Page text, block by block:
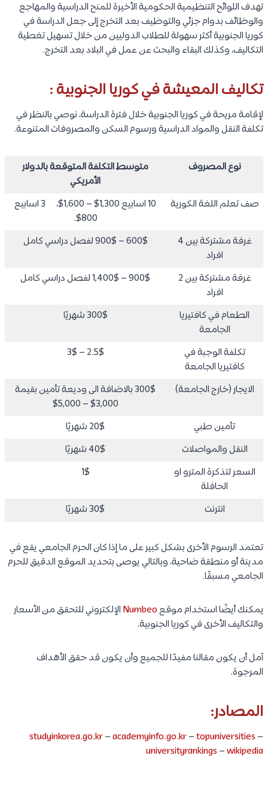
تهدف اللوائح التنظيمية الحكومية الأخيرة للمنح الدراسية والمهاجع
والوظائف بدوام جزئي والتوظيف بعد التخرج إلى جعل الدراسة في
كوريا الجنوبية أكثر سهولة للطلاب الدوليين من خلال تسهيل تغطية
التكاليف، وكذلك البقاء والبحث عن عمل في البلاد بعد التخرج.
تكاليف المعيشة في كوريا الجنوبية :
لإقامة مريحة في كوريا الجنوبية خلال فترة الدراسة، نوصي بالنظر في
تكلفة النقل والمواد الدراسية ورسوم السكن والمصروفات المتنوعة.
نوع المصروف
متوسط التكلفة المتوقعة بالدولار
الأمريكي
صف تعلم اللغة الكورية
10 اسابيع 1,300$ – 1,600$، 3 اسابيع
800$.
غرفة مشتركة بين 4
افراد
600$ – 900$ لفصل دراسي كامل
غرفة مشتركة بين 2
افراد
900$ – 1,400$ لفصل دراسي كامل
الطعام في كافتيريا
الجامعة
300$ شهريًا
تكلفة الوجبة في
كافتيريا الجامعة
2.5$ – 3$
الايجار (خارج الجامعة)
300$ بالاضافة الى وديعة تأمين بقيمة
3,000$ – 5,000$
تأمين طبي
20$ شهريًا
النقل والمواصلات
40$ شهريًا
السعر لتذكرة المترو او
الحافلة
1$
انترنت 30$ شهريًا
تعتمد الرسوم الأخرى بشكل كبير على ما إذا كان الحرم الجامعي يقع في
مدينة أو منطقة ضاحية، وبالتالي يوصى بتحديد الموقع الدقيق للحرم
الجامعي مسبقًا.
يمكنك أيضًا استخدام موقعNumbeo الإلكتروني للتحقق من الأسعار
والتكاليف الأخرى في كوريا الجنوبية.
آمل أن يكون مقالنا مفيدًا للجميع وأن يكون قد حقق الأهداف
المرجوة.
المصادر:
studyinkorea.go.kr–academyinfo.go.kr–topuniversities –
universityrankings –wikipedia